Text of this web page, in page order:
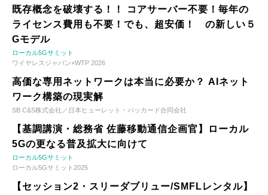
既存概念を破壊する！！ コアサーバー不要！毎年の
ライセンス費用も不要！でも、超安価！ の新しい５
Gモデル
ローカル5Gサミット
ワイヤレスジャパン×WTP 2026
高価な専用ネットワークは本当に必要か？ AIネット
ワーク構築の現実解
SB C&S株式会社／日本ヒューレット・パッカード合同会社
【基調講演・総務省 佐藤移動通信企画官】ローカル
5Gの更なる普及拡大に向けて
ローカル5Gサミット
ローカル5Gサミット2025
【セッション2・スリーダブリュー/SMFLレンタル】